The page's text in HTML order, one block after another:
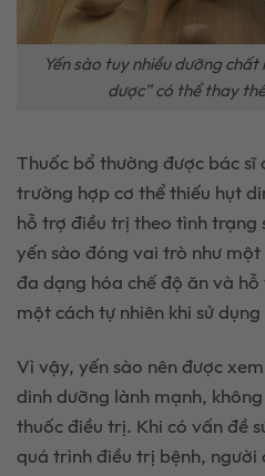
Yến sào tuy nhiều dưỡng
dược” có thể thay
Thuốc bổ thường được bác sĩ
trường hợp cơ thể thiếu hụt
hỗ trợ điều trị theo tình trạng
yến sào đóng vai trò như
đa dạng hóa chế độ ăn và
một cách tự nhiên khi sử
Vì vậy, yến sào nên được
dinh dưỡng lành mạnh,
thuốc điều trị. Khi có vấn đề
quá trình điều trị bệnh, người